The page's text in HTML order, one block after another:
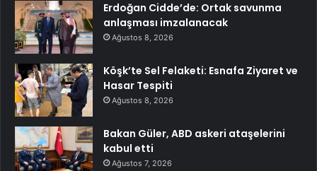
Erdoğan Cidde’de: Ortak savunma
anlaşması imzalanacak
Ağustos 8, 2026
Köşk’te Sel Felaketi: Esnafa Ziyaret ve
Hasar Tespiti
Ağustos 8, 2026
Bakan Güler, ABD askeri ataşelerini
kabul etti
Ağustos 7, 2026